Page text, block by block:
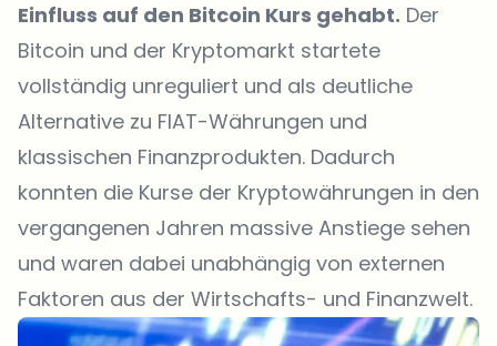
Einfluss auf den Bitcoin Kurs gehabt. Der
Bitcoin und der Kryptomarkt startete
vollständig unreguliert und als deutliche
Alternative zu FIAT-Währungen und
klassischen Finanzprodukten. Dadurch
konnten die Kurse der Kryptowährungen in den
vergangenen Jahren massive Anstiege sehen
und waren dabei unabhängig von externen
Faktoren aus der Wirtschafts- und Finanzwelt.